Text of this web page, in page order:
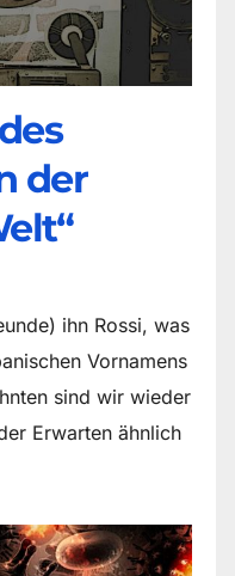
der
ihn Rossi, was
Vornamens
sind wir wieder
Erwarten ähnlich